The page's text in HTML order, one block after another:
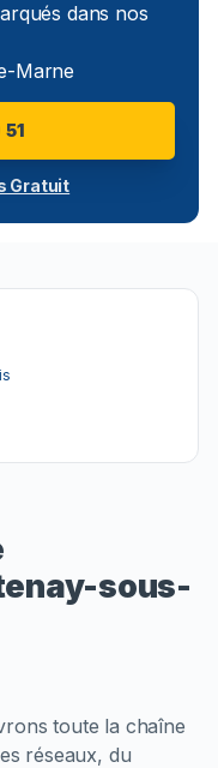
dans nos
Marne
Gratuit
sous-
toute la chaîne
réseaux, du